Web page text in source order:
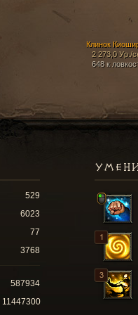
Клинок
2 273,0 Ур./
648 к
529
6023
77
3768
587934
11447300